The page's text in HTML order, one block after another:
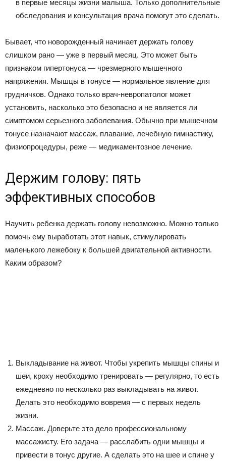
в первые месяцы жизни малыша. Только дополнительные
обследования и консультация врача помогут это сделать.
Бывает, что новорожденный начинает держать голову
слишком рано — уже в первый месяц. Это может быть
признаком гипертонуса — чрезмерного мышечного
напряжения. Мышцы в тонусе — нормальное явление для
грудничков. Однако только врач-невропатолог может
установить, насколько это безопасно и не является ли
симптомом серьезного заболевания. Обычно при мышечном
тонусе назначают массаж, плавание, лечебную гимнастику,
физиопроцедуры, реже — медикаментозное лечение.
Держим голову: пять
эффективных способов
Научить ребенка держать голову невозможно. Можно только
помочь ему выработать этот навык, стимулировать
маленького лежебоку к большей двигательной активности.
Каким образом?
Выкладывание на живот. Чтобы укрепить мышцы спины и
шеи, кроху необходимо тренировать — регулярно, то есть
ежедневно по несколько раз выкладывать на живот.
Делать это необходимо вовремя — с первых недель
жизни.
Массаж. Доверьте это дело профессиональному
массажисту. Его задача — расслабить одни мышцы и
привести в тонус другие. А сделать это на шее и спине у